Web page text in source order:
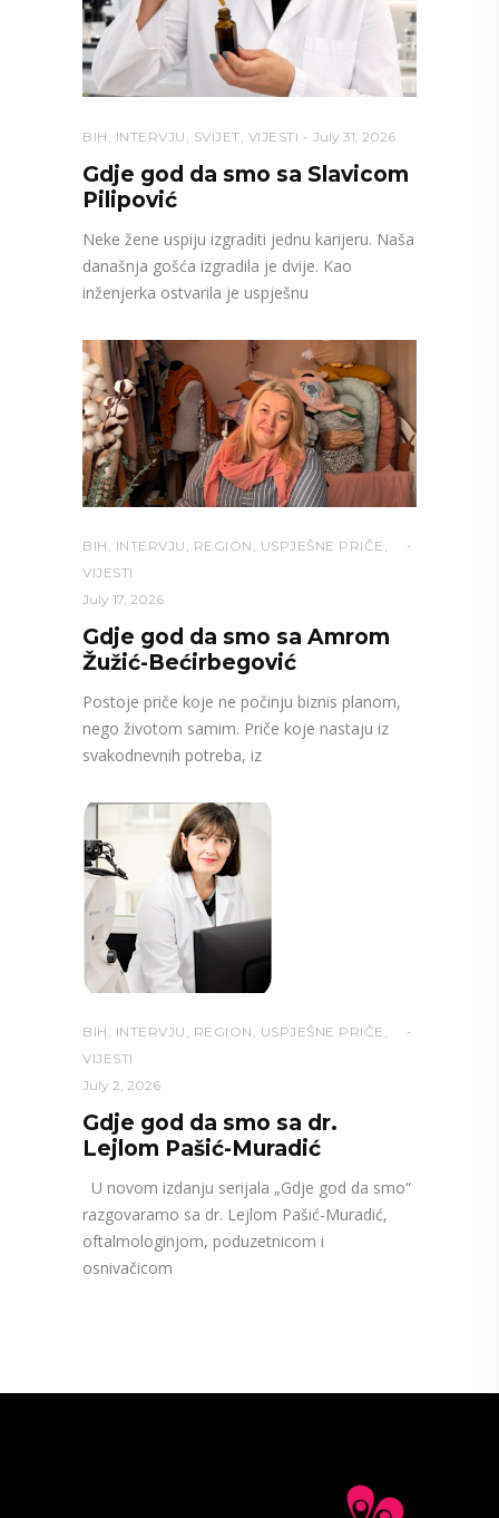
BIH , INTERVJU , SVIJET, VIJESTI July 31, 2026
Gdje god da smo sa Slavicom
Pilipović
Neke žene uspiju izgraditi jednu karijeru. Naša
današnja gošća izgradila je dvije. Kao
inženjerka ostvarila je uspješnu
BIH , INTERVJU , REGION , USPJEŠNE PRIČE ,
VIJESTI
July 17, 2026
Gdje god da smo sa Amrom
Žužić-Bećirbegović
Postoje priče koje ne počinju biznis planom,
nego životom samim. Priče koje nastaju iz
svakodnevnih potreba, iz
BIH , INTERVJU , REGION , USPJEŠNE PRIČE ,
VIJESTI
July 2, 2026
Gdje god da smo sa dr.
Lejlom Pašić-Muradić
U novom izdanju serijala „Gdje god da smo“
razgovaramo sa dr. Lejlom Pašić-Muradić,
oftalmologinjom, poduzetnicom i
osnivačicom